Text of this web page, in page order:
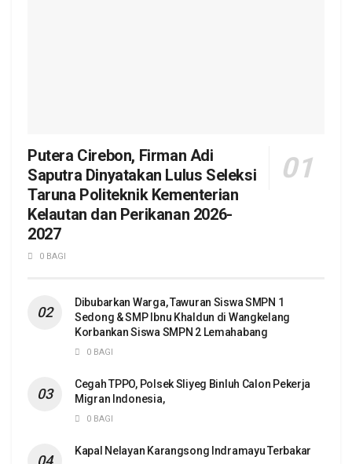
Putera Cirebon, Firman Adi
Saputra Dinyatakan Lulus Seleksi
Taruna Politeknik Kementerian
Kelautan dan Perikanan 2026-
2027
0 BAGI
Dibubarkan Warga, Tawuran Siswa SMPN 1
Sedong & SMP Ibnu Khaldun di Wangkelang
Korbankan Siswa SMPN 2 Lemahabang
0 BAGI
Cegah TPPO, Polsek Sliyeg Binluh Calon Pekerja
Migran Indonesia,
0 BAGI
Kapal Nelayan Karangsong Indramayu Terbakar